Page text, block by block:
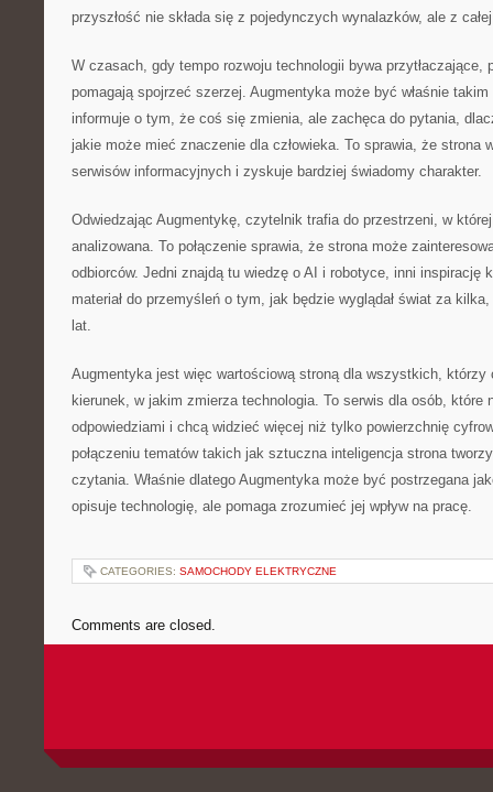
przyszłość nie składa się z pojedynczych wynalazków, ale z
W czasach, gdy tempo rozwoju technologii bywa przytłaczające,
pomagają spojrzeć szerzej. Augmentyka może być właśnie
informuje o tym, że coś się zmienia, ale zachęca do pytania,
jakie może mieć znaczenie dla człowieka. To sprawia, że strona
serwisów informacyjnych i zyskuje bardziej świadomy charakter.
Odwiedzając Augmentykę, czytelnik trafia do przestrzeni, w
analizowana. To połączenie sprawia, że strona może
odbiorców. Jedni znajdą tu wiedzę o AI i robotyce, inni inspirację
materiał do przemyśleń o tym, jak będzie wyglądał świat za
lat.
Augmentyka jest więc wartościową stroną dla wszystkich, którzy
kierunek, w jakim zmierza technologia. To serwis dla osób, które
odpowiedziami i chcą widzieć więcej niż tylko powierzchnię
połączeniu tematów takich jak sztuczna inteligencja strona
czytania. Właśnie dlatego Augmentyka może być postrzegana
opisuje technologię, ale pomaga zrozumieć jej wpływ na pracę.
CATEGORIES: SAMOCHODY ELEKTRYCZNE
Comments are closed.